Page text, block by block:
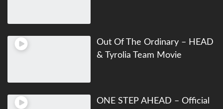
Out Of The Ordinary – HEAD
& Tyrolia Team Movie
ONE STEP AHEAD – Official